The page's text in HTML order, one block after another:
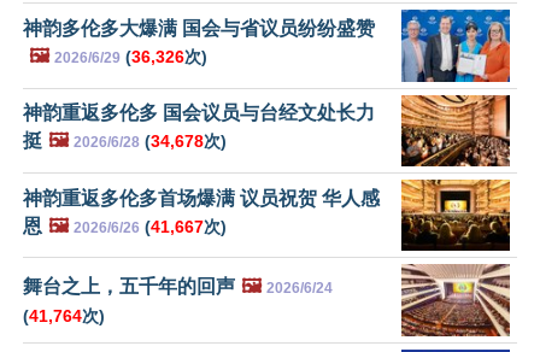
神韵多伦多大爆满 国会与省议员纷纷盛赞
🖼️ 2026/6/29 (36,326次)
神韵重返多伦多 国会议员与台经文处长力
挺 🖼️ 2026/6/28 (34,678次)
神韵重返多伦多首场爆满 议员祝贺 华人感
恩 🖼️ 2026/6/26 (41,667次)
舞台之上，五千年的回声 🖼️ 2026/6/24
(41,764次)